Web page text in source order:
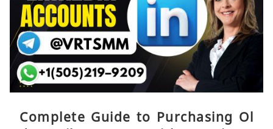
Complete Guide to Purchasing Ol